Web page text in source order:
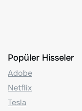
Popüler Hisseler
Adobe
Netflix
Tesla